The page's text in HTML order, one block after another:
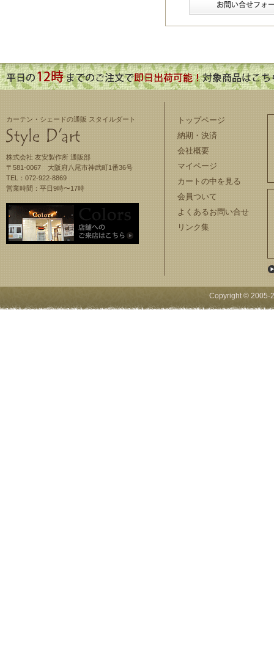
カーテン・シェードの通販 スタイルダート
株式会社 友安製作所 通販部
〒581-0067 大阪府八尾市神武町1番36号
TEL：072-922-8869
営業時間：平日9時〜17時
トップページ
納期・決済
会社概要
マイページ
カートの中を見る
会員ついて
よくあるお問い合せ
リンク集
Copyright © 2005-